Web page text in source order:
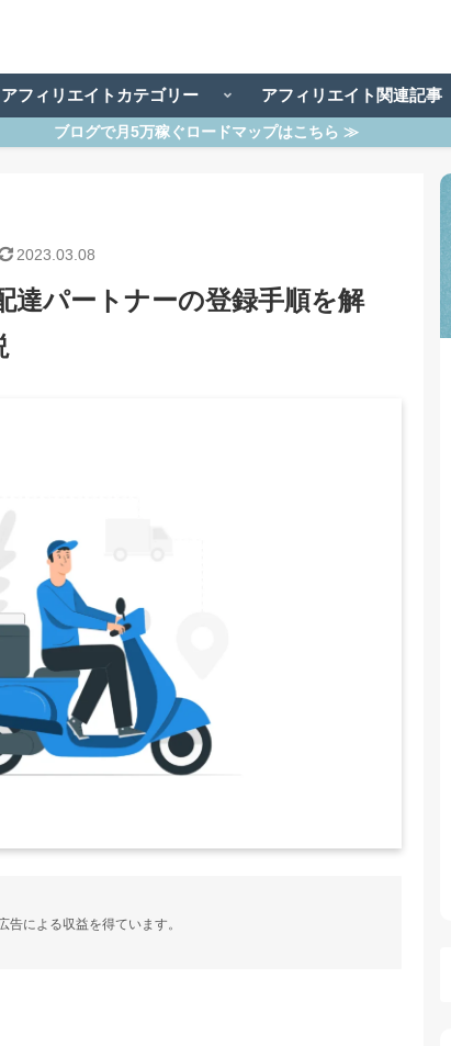
アフィリエイトカテゴリー アフィリエイト関連記事
ブログで月5万稼ぐロードマップはこちら ≫
達パートナーの登録手順を解
2023.03.08
告による収益を得ています。